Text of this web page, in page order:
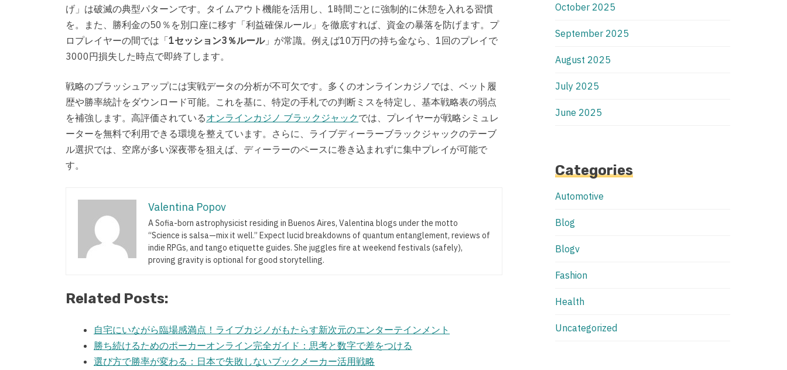
げ」は破滅の典型パターンです。タイムアウト機能を活用し、1時間ごとに強制的に休憩を入れる習慣
を。また、勝利金の50％を別口座に移す「利益確保ルール」を徹底すれば、資金の暴落を防げます。プ
ロプレイヤーの間では「1セッション3％ルール」が常識。例えば10万円の持ち金なら、1回のプレイで
3000円損失した時点で即終了します。
戦略のブラッシュアップには実戦データの分析が不可欠です。多くのオンラインカジノでは、ベット履
歴や勝率統計をダウンロード可能。これを基に、特定の手札での判断ミスを特定し、基本戦略表の弱点
を補強します。高評価されているオンラインカジノ ブラックジャックでは、プレイヤーが戦略シミュレ
ーターを無料で利用できる環境を整えています。さらに、ライブディーラーブラックジャックのテーブ
ル選択では、空席が多い深夜帯を狙えば、ディーラーのペースに巻き込まれずに集中プレイが可能で
す。
Valentina Popov
A Sofia-born astrophysicist residing in Buenos Aires, Valentina blogs under the motto
“Science is salsa—mix it well.” Expect lucid breakdowns of quantum entanglement, reviews of
indie RPGs, and tango etiquette guides. She juggles fire at weekend festivals (safely),
proving gravity is optional for good storytelling.
Related Posts:
自宅にいながら臨場感満点！ライブカジノがもたらす新次元のエンターテインメント
勝ち続けるためのポーカーオンライン完全ガイド：思考と数字で差をつける
選び方で勝率が変わる：日本で失敗しないブックメーカー活用戦略
October 2025
September 2025
August 2025
July 2025
June 2025
Categories
Automotive
Blog
Blogv
Fashion
Health
Uncategorized